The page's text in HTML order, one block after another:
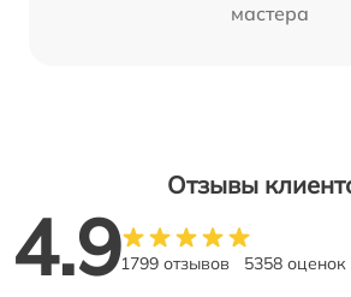
мастера
Отзывы
4.91799 отзывов 5358 оценок